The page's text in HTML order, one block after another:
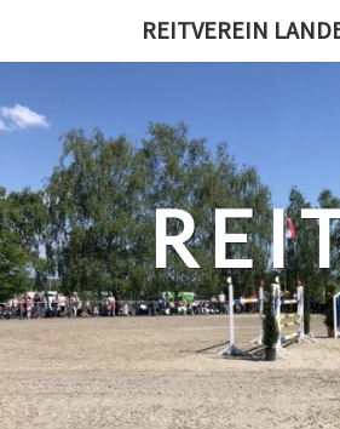
REITVEREIN